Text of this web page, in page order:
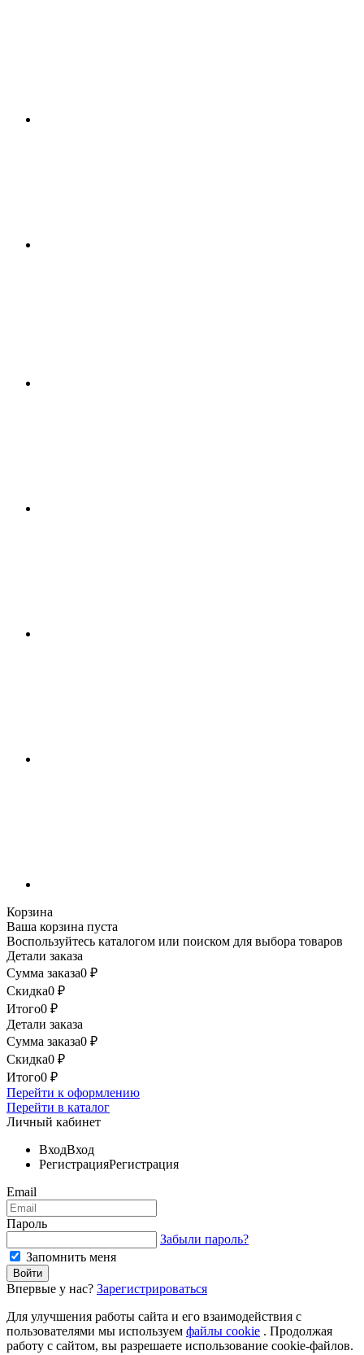
Корзина
Ваша корзина пуста
Воспользуйтесь каталогом или поиском для выбора товаров
Детали заказа
Сумма заказа0 ₽
Скидка0 ₽
Итого0 ₽
Детали заказа
Сумма заказа0 ₽
Скидка0 ₽
Итого0 ₽
Перейти к оформлению
Перейти в каталог
Личный кабинет
ВходВход
РегистрацияРегистрация
Email
Пароль
Забыли пароль?
Запомнить меня
Впервые у нас? Зарегистрироваться
Для улучшения работы сайта и его взаимодействия с
пользователями мы используем файлы cookie . Продолжая
работу с сайтом, вы разрешаете использование cookie-файлов.